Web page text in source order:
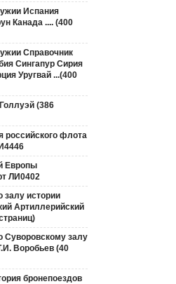
Испания
Канада .... (400
Справочник
Сингапур Сирия
Уругвай ...(400
(386
российского флота
Европы
ЛИ0402
залу истории
Артиллерийский
Суворовскому залу
Воробьев (40
бронепоездов